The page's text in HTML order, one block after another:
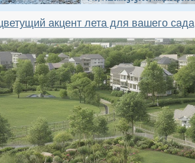
акцент лета для вашего сада